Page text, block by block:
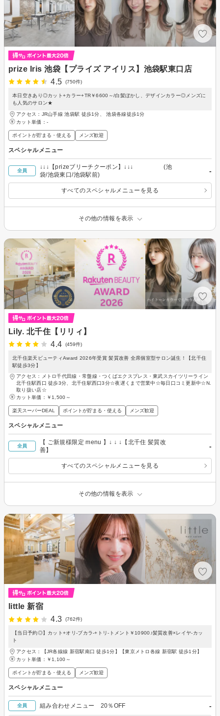
prize Iris 池袋【プライズ アイリス】池袋駅東口店
4.5
(750件)
本日空きあり◎カット+カラー+TR￥6600～/白髪ぼかし、デザインカラー◎メンズに
も人気のサロン★
アクセス：JR山手線 池袋駅 徒歩1分、 池袋各線徒歩1分
カット単価： -
ポイントが貯まる・使える メンズ歓迎
スペシャルメニュー
全員
↓↓↓【prizeブリーチクーポン】↓↓↓ (池
袋/池袋東口/池袋駅前)
-
すべてのスペシャルメニューを見る
その他の情報を表示
Lily. 北千住【リリィ】
4.4
(459件)
北千住楽天ビューティAward 2026年受賞 髪質改善 全席個室型サロン誕生！【北千住
駅徒歩3分】
アクセス：メトロ千代田線・常盤線・つくばエクスプレス・東武スカイツリーライン
北千住駅西口 徒歩3分、北千住駅西口3分☆夜遅くまで営業中☆毎日口コミ更新中☆N.
取り扱い店☆
カット単価： ￥1,500～
楽天スーパーDEAL ポイントが貯まる・使える メンズ歓迎
スペシャルメニュー
全員
【 ご新規様限定 menu 】↓ ↓ ↓【北千住 髪質改
善】
-
すべてのスペシャルメニューを見る
その他の情報を表示
little 新宿
4.3
(762件)
【当日予約◎】カット+オリ-ブカラ-+トリ-トメント￥10900♪髪質改善×レイヤ-カッ
ト
アクセス：【JR各線線 新宿駅南口 徒歩1分】【東京メトロ各線 新宿駅 徒歩1分】
カット単価： ￥1,100～
ポイントが貯まる・使える メンズ歓迎
スペシャルメニュー
全員 組み合わせメニュー 20％OFF -